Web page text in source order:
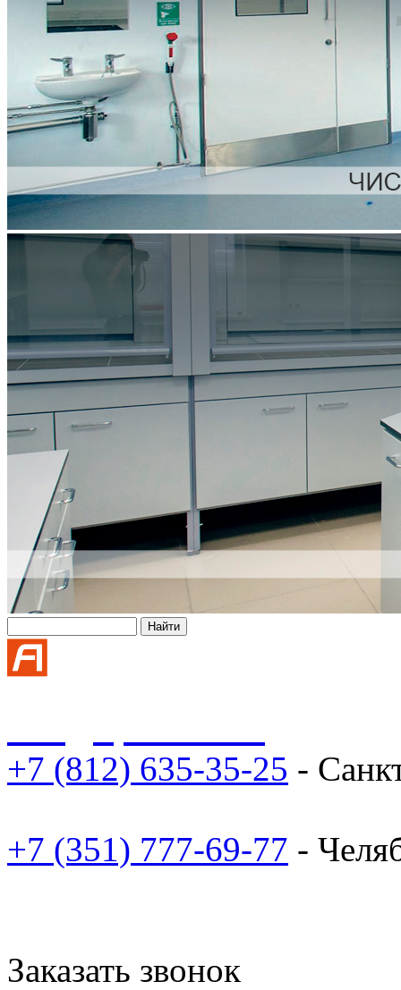
+7 (812) 635-35-25 -
+7 (351) 777-69-77 -
Заказать звонок